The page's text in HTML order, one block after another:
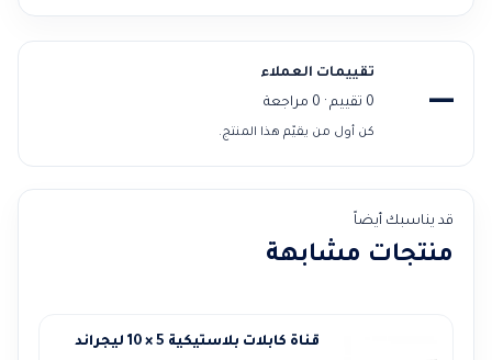
—
تقييمات العملاء
0 تقييم · 0 مراجعة
كن أول من يقيّم هذا المنتج.
قد يناسبك أيضاً
منتجات مشابهة
قناة كابلات بلاستيكية 5 × 10 ليجراند